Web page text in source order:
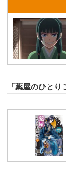
「薬屋のひと